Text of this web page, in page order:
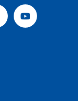
Tiktok Youtube